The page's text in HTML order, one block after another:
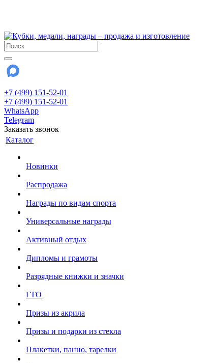
+7 (499) 151-52-01
+7 (499) 151-52-01
WhatsApp
Telegram
Заказать звонок
Каталог
Новинки
Распродажа
Награды по видам спорта
Универсальные награды
Активный отдых
Дипломы и грамоты
Разрядные книжки и значки
ГТО
Призы из акрила
Призы и подарки из стекла
Плакетки, панно, тарелки